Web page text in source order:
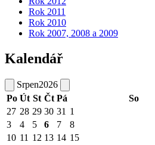
Rok 2011
Rok 2010
Rok 2007, 2008 a 2009
Kalendář
Srpen2026
Po Út St Čt Pá So
27 28 29 30 31 1
3
4 5 6 7 8
10 11 12 13 14 15